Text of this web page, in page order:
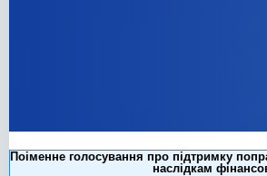
Поіменне голосування про підтримку
наслідкам